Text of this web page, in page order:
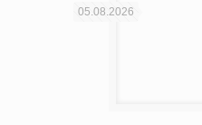
05.08.2026